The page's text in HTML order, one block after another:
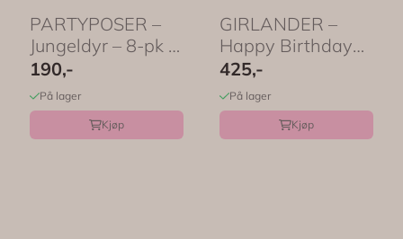
PARTYPOSER –
Jungeldyr – 8-pk –
Meri Meri
190,-
På lager
Kjøp
GIRLANDER –
Happy Birthday
med glitter – Meri
...
425,-
På lager
Kjøp